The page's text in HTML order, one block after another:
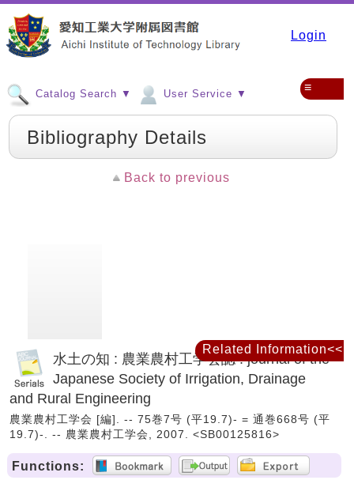
Login
Catalog Search ▼ User Service ▼ ≡
Bibliography Details
Back to previous
水土の知 : 農業農村工学会誌 : journal of the
Japanese Society of Irrigation, Drainage
and Rural Engineering
農業農村工学会 [編]. -- 75巻7号 (平19.7)- = 通巻668号 (平
19.7)-. -- 農業農村工学会, 2007. <SB00125816>
Functions:
Related Information<<